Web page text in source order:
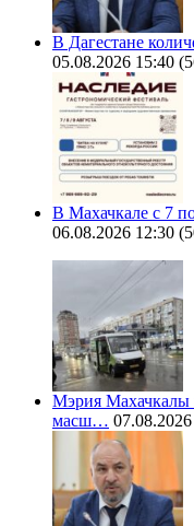
В Дагестане
05.08.2026 15:40
В Махачкале с 7
06.08.2026 12:30
Мэрия Махачкалы
масш…